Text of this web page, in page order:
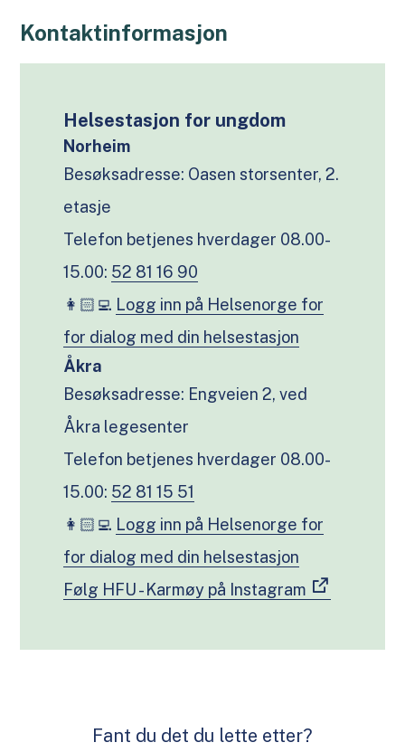
Kontaktinformasjon
Helsestasjon for ungdom
Norheim
Besøksadresse: Oasen storsenter, 2.
etasje
Telefon betjenes hverdager 08.00-
15.00: 52 81 16 90
👩🏻‍💻 Logg inn på Helsenorge for
for dialog med din helsestasjon
Åkra
Besøksadresse: Engveien 2, ved
Åkra legesenter
Telefon betjenes hverdager 08.00-
15.00: 52 81 15 51
👩🏻‍💻 Logg inn på Helsenorge for
for dialog med din helsestasjon
Følg HFU - Karmøy på Instagram
Fant du det du lette etter?